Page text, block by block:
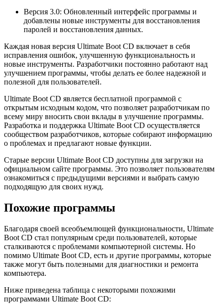
Версия 3.0: Обновленный интерфейс программы и
добавлены новые инструменты для восстановления
паролей и восстановления данных.
Каждая новая версия Ultimate Boot CD включает в себя
исправления ошибок, улучшенную функциональность и
новые инструменты. Разработчики постоянно работают над
улучшением программы, чтобы делать ее более надежной и
полезной для пользователей.
Ultimate Boot CD является бесплатной программой с
открытым исходным кодом, что позволяет разработчикам по
всему миру вносить свои вклады в улучшение программы.
Разработка и поддержка Ultimate Boot CD осуществляется
сообществом разработчиков, которые собирают информацию
о проблемах и предлагают новые функции.
Старые версии Ultimate Boot CD доступны для загрузки на
официальном сайте программы. Это позволяет пользователям
ознакомиться с предыдущими версиями и выбрать самую
подходящую для своих нужд.
Похожие программы
Благодаря своей всеобъемлющей функциональности, Ultimate
Boot CD стал популярным среди пользователей, которые
сталкиваются с проблемами компьютерной системы. Но
помимо Ultimate Boot CD, есть и другие программы, которые
также могут быть полезными для диагностики и ремонта
компьютера.
Ниже приведена таблица с некоторыми похожими
программами Ultimate Boot CD: